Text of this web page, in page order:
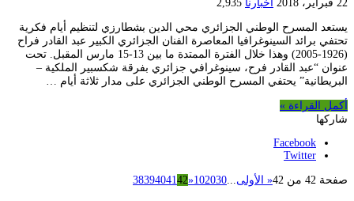
22 فبراير، 2018 أخبارنا 2,935
يستعد المسرح الوطني الجزائري محي الدين بشطارزي لتنظيم أيام فكرية
تحتفي برائد السينوغرافيا المعاصرة الفنان الجزائري الكبير عبد القادر فراح
(1926-2005) وهذا خلال الفترة الممتدة ما بين 13-15 مارس المقبل. تحت
عنوان “عبد القادر فرح، سينوغرافي جزائري بفرقة شكسبير الملكية –
البريطانية” يحتفي المسرح الوطني الجزائري على مدار ثلاثة أيام …
أكمل القراءة »
شاركها
Facebook
Twitter
صفحة 42 من 42 « الأولى...
102030
«
3839404142